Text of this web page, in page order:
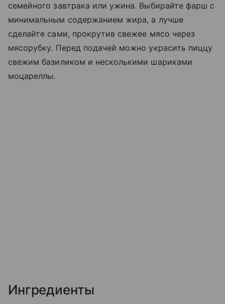
семейного завтрака или ужина. Выбирайте фарш с
минимальным содержанием жира, а лучше
сделайте сами, прокрутив свежее мясо через
мясорубку. Перед подачей можно украсить пиццу
свежим базиликом и несколькими шариками
моцареллы.
Ингредиенты